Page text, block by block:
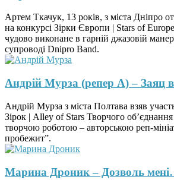
Артем Ткачук, 13 років, з міста Дніпро
на конкурсі Зірки Європи | Stars of
чудово виконане в гарній джазовій
супроводі Dnipro Band.
Андрій Мурза (репер А) – Заяц
Андрій Мурза з міста Полтава взяв
Зірок | Alley of Stars Творчого
творчою роботою – авторською реп-
пробежит”.
Марина Дроник – Дозволь